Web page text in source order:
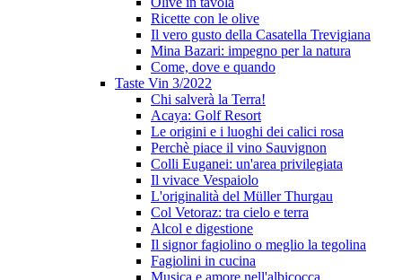
Ricette con le olive
Il vero gusto della Casatella Trevigiana
Mina Bazari: impegno per la natura
Come, dove e quando
Taste Vin 3/2022
Chi salverà la Terra!
Acaya: Golf Resort
Le origini e i luoghi dei calici rosa
Perchè piace il vino Sauvignon
Colli Euganei: un'area privilegiata
Il vivace Vespaiolo
L'originalità del Müller Thurgau
Col Vetoraz: tra cielo e terra
Alcol e digestione
Il signor fagiolino o meglio la tegolina
Fagiolini in cucina
Musica e amore nell'albicocca